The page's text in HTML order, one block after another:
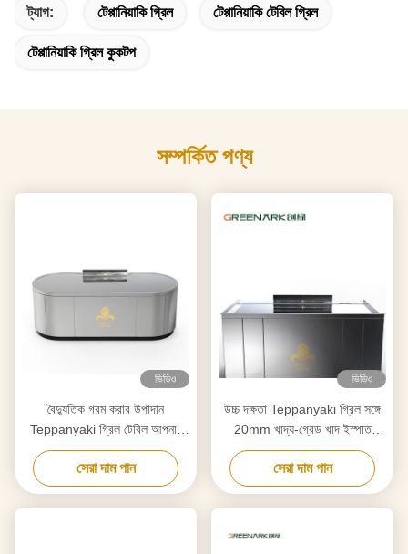
ট্যাগ: টেপ্পানিয়াকি গ্রিল টেপ্পানিয়াকি টেবিল গ্রিল
টেপ্পানিয়াকি গ্রিল কুকটপ
সম্পর্কিত পণ্য
ভিডিও
বৈদ্যুতিক গরম করার উপাদান
Teppanyaki গ্রিল টেবিল আপনার
প্রয়োজনীয়তা অনুযায়ী কাস্টমাইজড
সেরা দাম পান
ভিডিও
উচ্চ দক্ষতা Teppanyaki গ্রিল সঙ্গে
20mm খাদ্য-গ্রেড খাদ ইস্পাত
countertop & স্মার্ট গরম
সেরা দাম পান